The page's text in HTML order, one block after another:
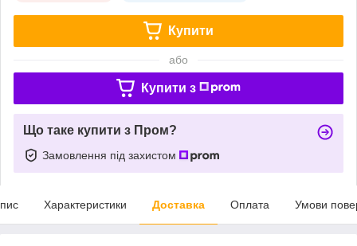
Купити
або
Купити з
Що таке купити з Пром?
Замовлення під захистом
Характеристики Доставка Оплата Умови